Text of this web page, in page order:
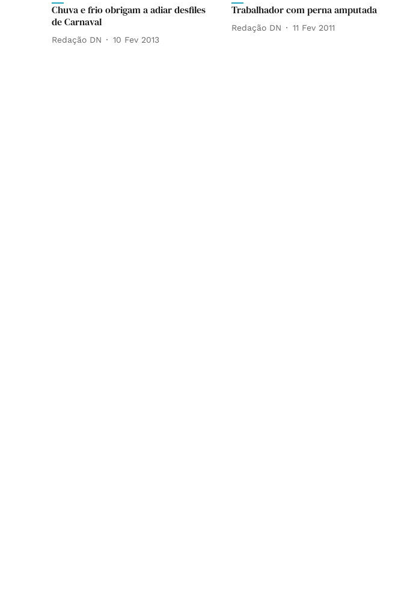
Chuva e frio obrigam a adiar desfiles
de Carnaval
Redação DN 10 Fev 2013
Trabalhador com perna amputada
Redação DN 11 Fev 2011